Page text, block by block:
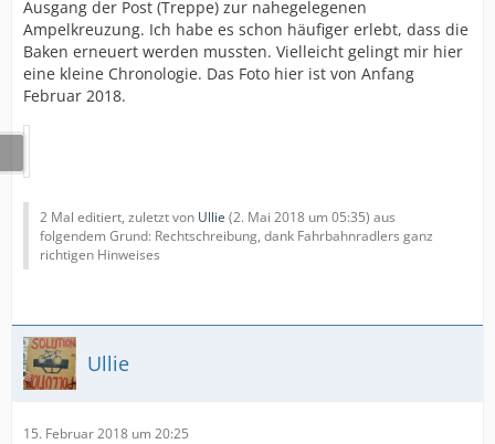
Ausgang der Post (Treppe) zur nahegelegenen
Ampelkreuzung. Ich habe es schon häufiger erlebt, dass die
Baken erneuert werden mussten. Vielleicht gelingt mir hier
eine kleine Chronologie. Das Foto hier ist von Anfang
Februar 2018.
2 Mal editiert, zuletzt von Ullie (2. Mai 2018 um 05:35) aus
folgendem Grund: Rechtschreibung, dank Fahrbahnradlers ganz
richtigen Hinweises
Ullie
15. Februar 2018 um 20:25